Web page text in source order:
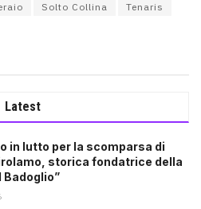
Solto Collina Tenaris
Latest
in lutto per la scomparsa di
storica fondatrice della
Badoglio”